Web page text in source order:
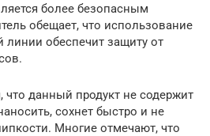
более безопасным
обещает, что использование
линии обеспечит защиту от
что данный продукт не содержит
сохнет быстро и не
Многие отмечают, что